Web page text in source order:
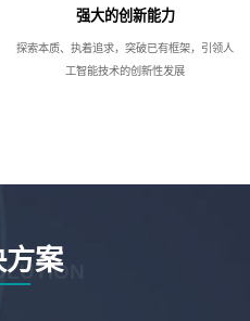
强大的创新能力
探索本质、执着追求，突破已有框架，引领人
工智能技术的创新性发展
案